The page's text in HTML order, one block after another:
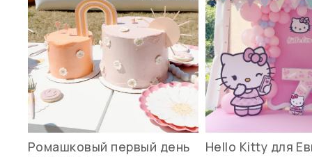
Ромашковый первый день
Hello Kitty для